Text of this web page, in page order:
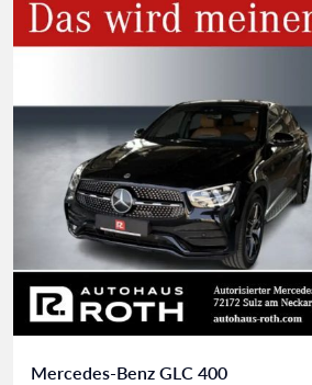
Mercedes-Benz GLC 400